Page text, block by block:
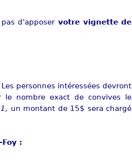
d'apposer votre vignette de
personnes intéressées devront
le nombre exact de convives le
un montant de 15$ sera chargé
: